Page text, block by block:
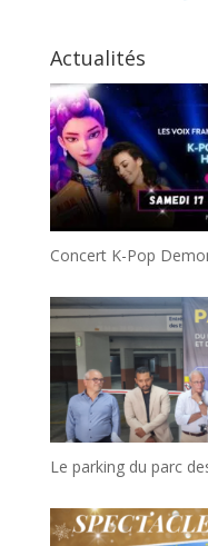
Actualités
Concert K-Pop
Le parking du parc